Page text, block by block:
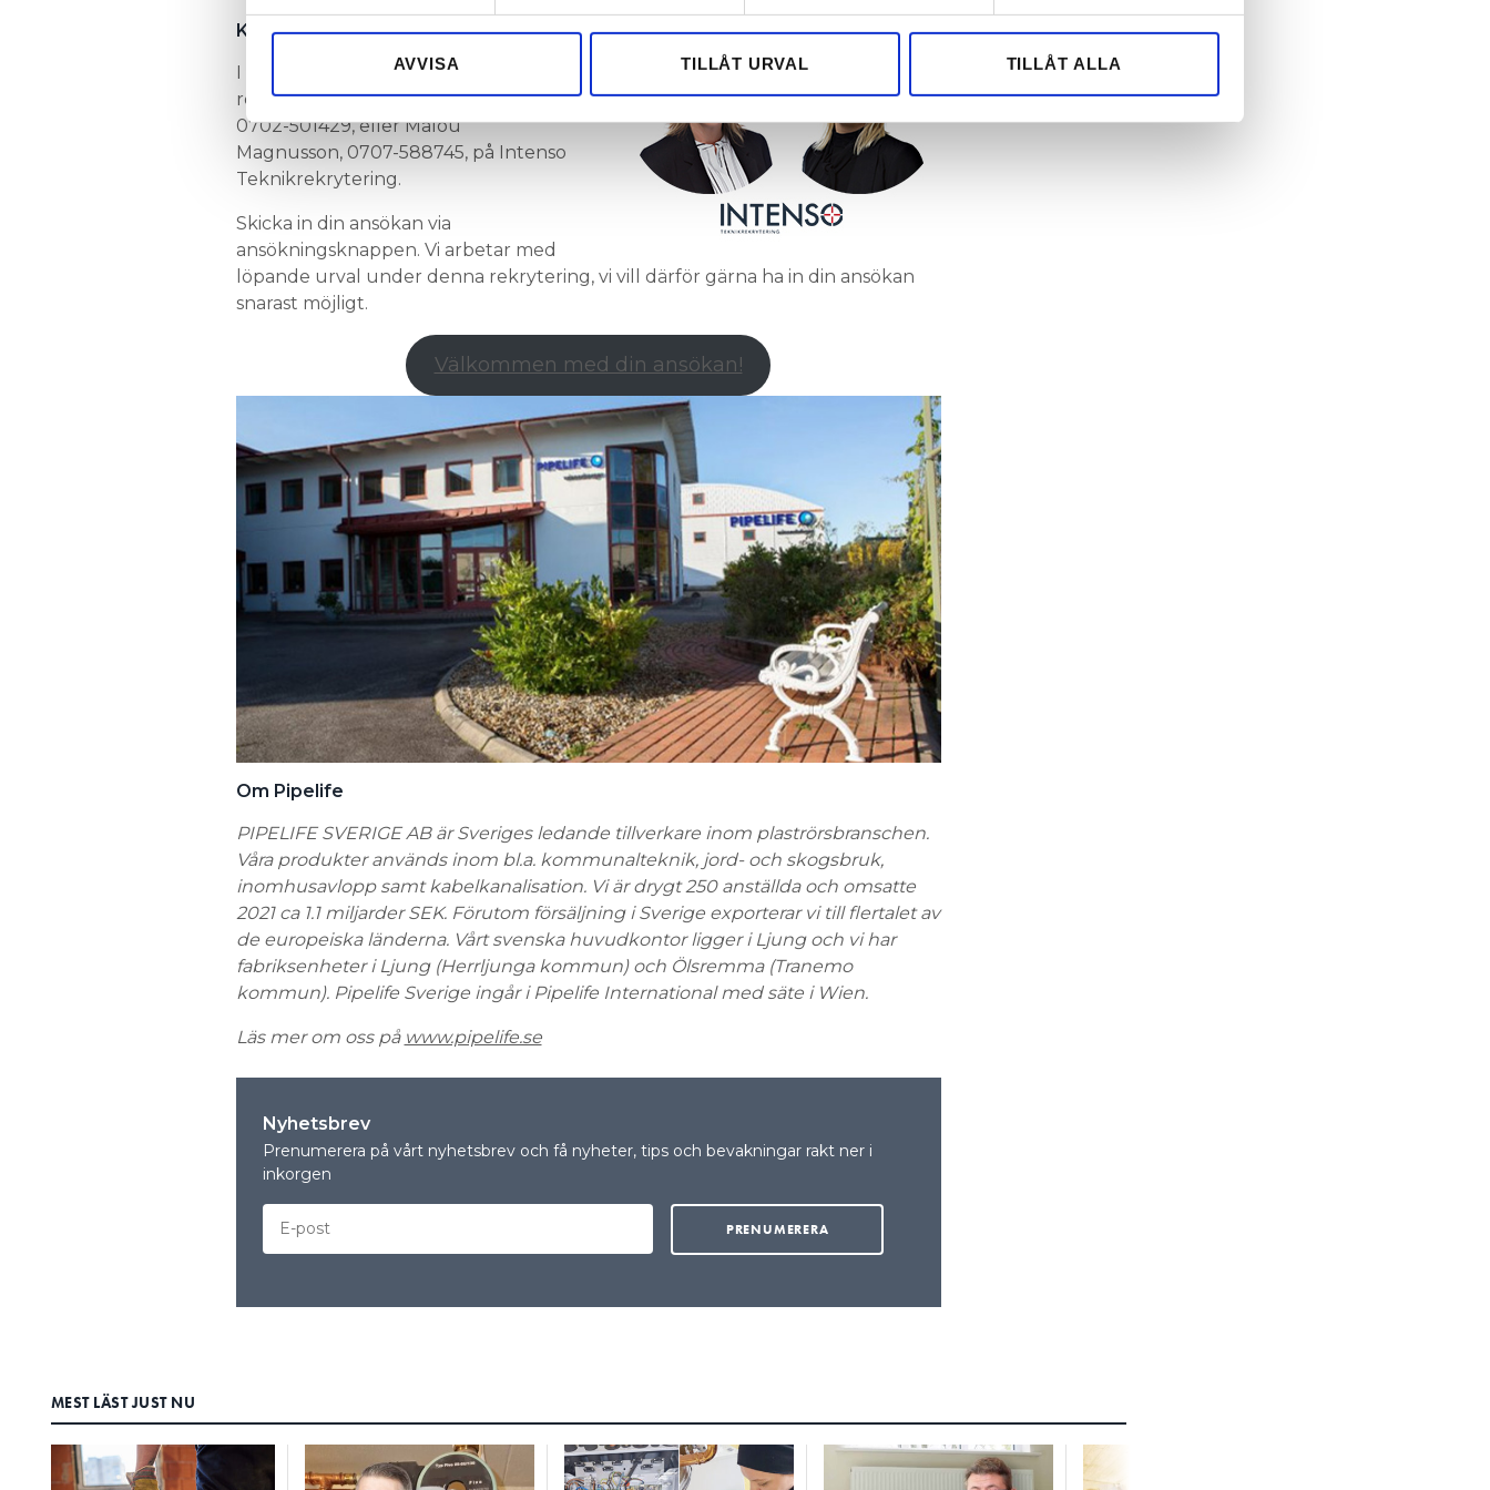
sociala medier och analysera vår trafik. Vi vidarebefordrar även sådana identifierare och annan information från din enhet
till de sociala medier och annons- och analysföretag som vi samarbetar med. Dessa kan i sin tur kombinera informationen
AVVISA TILLÅT URVAL TILLÅT ALLA
Kontakt och ansökan
I denna rekrytering samarbetar vi med
rekryteringskonsult Josefine Petersson,
0702-501429, eller Malou
Magnusson, 0707-588745, på Intenso
Teknikrekrytering.
Skicka in din ansökan via
ansökningsknappen. Vi arbetar med
löpande urval under denna rekrytering, vi vill därför gärna ha in din ansökan
snarast möjligt.
Välkommen med din ansökan!
Om Pipelife
PIPELIFE SVERIGE AB är Sveriges ledande tillverkare inom plaströrsbranschen.
Våra produkter används inom bl.a. kommunalteknik, jord- och skogsbruk,
inomhusavlopp samt kabelkanalisation. Vi är drygt 250 anställda och omsatte
2021 ca 1.1 miljarder SEK. Förutom försäljning i Sverige exporterar vi till flertalet av
de europeiska länderna. Vårt svenska huvudkontor ligger i Ljung och vi har
fabriksenheter i Ljung (Herrljunga kommun) och Ölsremma (Tranemo
kommun). Pipelife Sverige ingår i Pipelife International med säte i Wien.
Läs mer om oss på www.pipelife.se
Nyhetsbrev
Prenumerera på vårt nyhetsbrev och få nyheter, tips och bevakningar rakt ner i
inkorgen
MEST LÄST JUST NU